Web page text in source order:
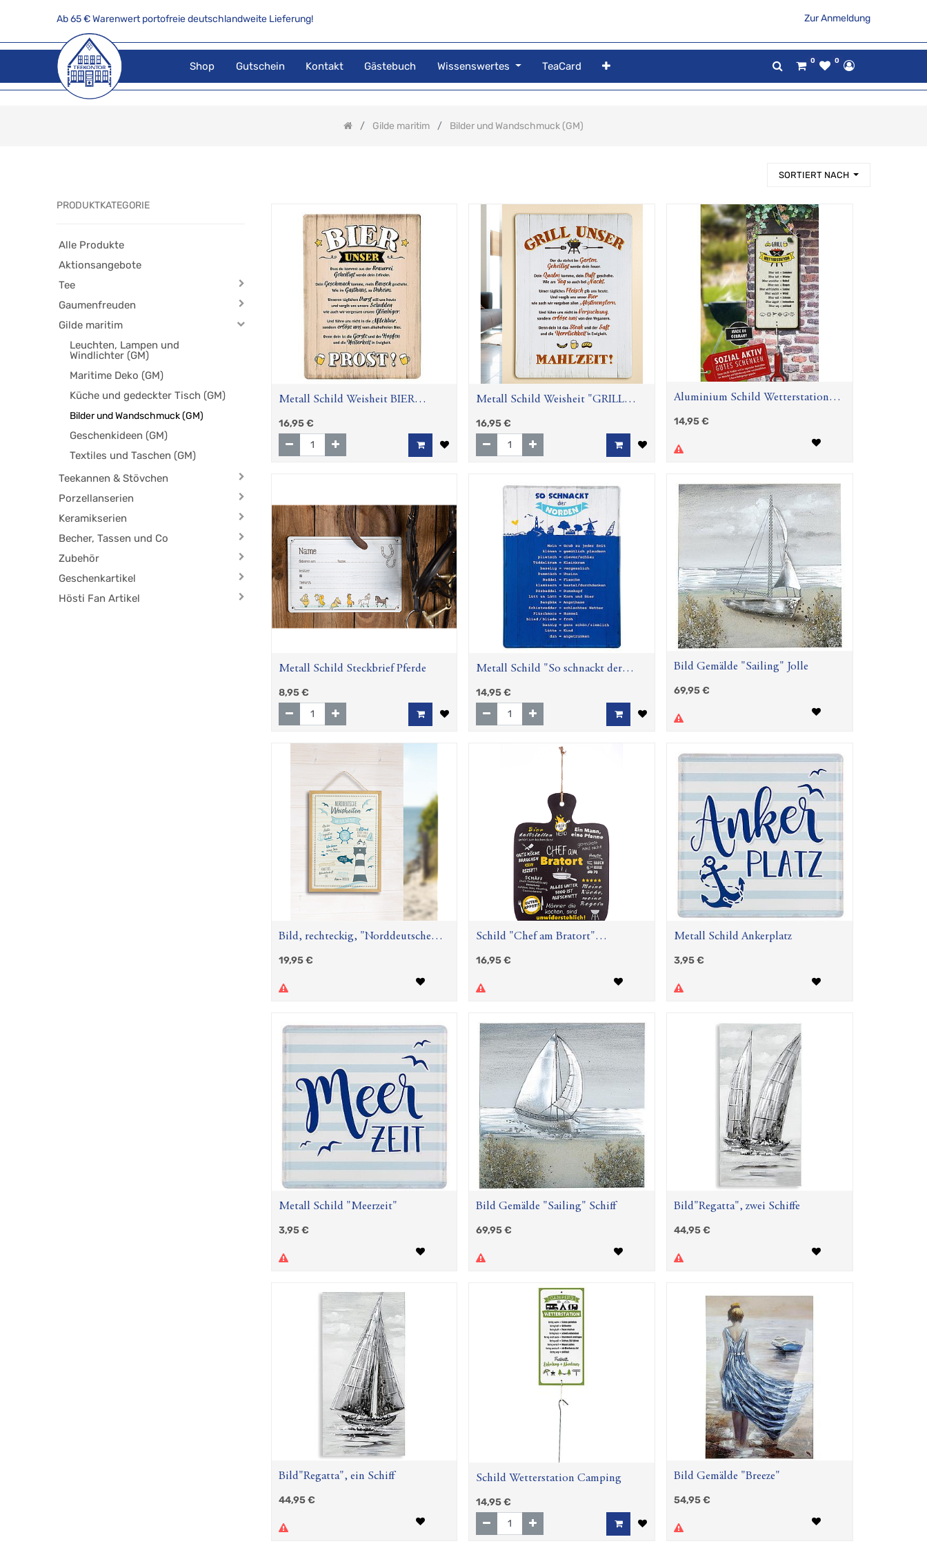
Ab 65 € Warenwert portofreie deutschlandweite Lieferung! Zur Anmeldung
Shop Gutschein Kontakt Gästebuch Wissenswertes TeaCard 0 0
Gilde maritim Bilder und Wandschmuck (GM)
SORTIERT NACH
PRODUKTKATEGORIE
Alle Produkte
Aktionsangebote
Tee
Gaumenfreuden
Gilde maritim
Leuchten, Lampen und
Windlichter (GM)
Maritime Deko (GM)
Küche und gedeckter Tisch (GM)
Bilder und Wandschmuck (GM)
Geschenkideen (GM)
Textiles und Taschen (GM)
Teekannen & Stövchen
Porzellanserien
Keramikserien
Becher, Tassen und Co
Zubehör
Geschenkartikel
Hösti Fan Artikel
Metall Schild Weisheit BIER
UNSER
16,95€
Metall Schild Weisheit "GRILL
UNSER"
16,95€
Aluminium Schild Wetterstation
Grill
14,95€
Metall Schild Steckbrief Pferde
8,95€
Metall Schild "So schnackt der
Norden"
14,95€
Bild Gemälde "Sailing" Jolle
69,95€
Bild, rechteckig, "Norddeutsche
Weisheiten", Leuchtturmmotiv,
cm, B. 37 cm, H. 28 cm
19,95€
Schild "Chef am Bratort"
dunkelbraun/weiß/orange
16,95€
Metall Schild Ankerplatz
3,95€
Metall Schild "Meerzeit"
3,95€
Bild Gemälde "Sailing" Schiff
69,95€
Bild"Regatta", zwei Schiffe
44,95€
Bild"Regatta", ein Schiff
44,95€
Schild Wetterstation Camping
14,95€
Bild Gemälde "Breeze"
54,95€